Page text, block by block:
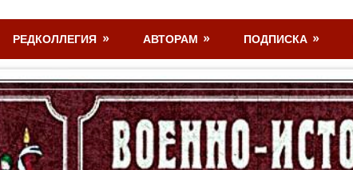
РЕДКОЛЛЕГИЯ АВТОРАМ ПОДПИСКА